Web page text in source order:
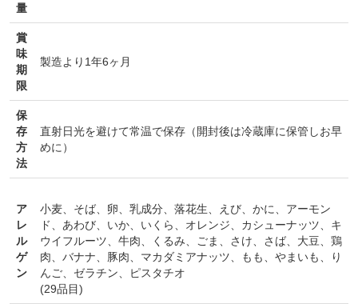
量
賞
味
期
限
製造より1年6ヶ月
保
存
方
法
直射日光を避けて常温で保存（開封後は冷蔵庫に保管しお早
めに）
ア
レ
ル
ゲ
ン
小麦、 そば、 卵、 乳成分、 落花生、 えび、 かに、 アーモン
ド、 あわび、 いか、 いくら、 オレンジ、 カシューナッツ、 キ
ウイフルーツ、 牛肉、 くるみ、 ごま 、 さけ、 さば、 大豆、 鶏
肉、 バナナ、 豚肉、 マカダミアナッツ、 もも、 やまいも、
り
んご、 ゼラチン、
ピスタチオ
(29品目)